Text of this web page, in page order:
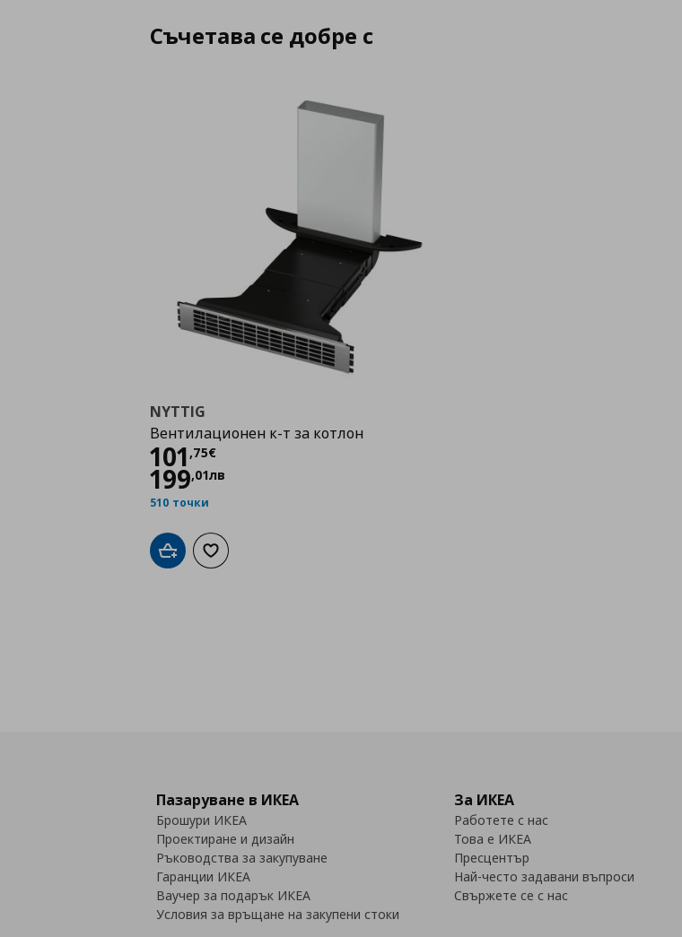
Съчетава се добре с
NYTTIG
Вентилационен к-т за котлон
101,75€
Цена
199,01лв
510 точки
Добави в кошницата
Добави към списъка с любими
Пазаруване в ИКЕА
Брошури ИКЕА
Проектиране и дизайн
Ръководства за закупуване
Гаранции ИКЕА
Ваучер за подарък ИКЕА
Условия за връщане на закупени стоки
За ИКЕА
Работете с нас
Това е ИКЕА
Пресцентър
Най-често задавани въпроси
Свържете се с нас